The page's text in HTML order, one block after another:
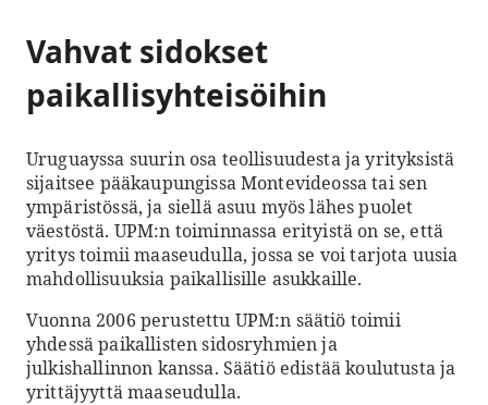
Vahvat sidokset
paikallisyhteisöihin
Uruguayssa suurin osa teollisuudesta ja yrityksistä
sijaitsee pääkaupungissa Montevideossa tai sen
ympäristössä, ja siellä asuu myös lähes puolet
väestöstä. UPM:n toiminnassa erityistä on se, että
yritys toimii maaseudulla, jossa se voi tarjota uusia
mahdollisuuksia paikallisille asukkaille.
Vuonna 2006 perustettu UPM:n säätiö toimii
yhdessä paikallisten sidosryhmien ja
julkishallinnon kanssa. Säätiö edistää koulutusta ja
yrittäjyyttä maaseudulla.